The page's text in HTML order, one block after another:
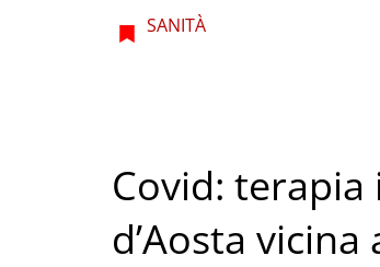
SANITÀ
Covid:
d’Aosta